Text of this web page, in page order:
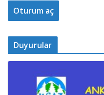
Duyurular